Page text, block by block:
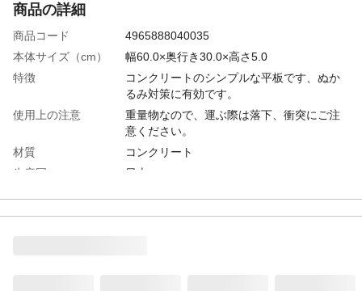
商品の詳細
商品コード
4965888040035
本体サイズ（cm）
幅60.0×奥行き30.0×高さ5.0
特徴
コンクリートのシンプルな平板です、ぬか
るみ対策に有効です。
使用上の注意
重量物なので、運ぶ際は落下、衝突にご注
意ください。
材質
コンクリート
生産国
日本